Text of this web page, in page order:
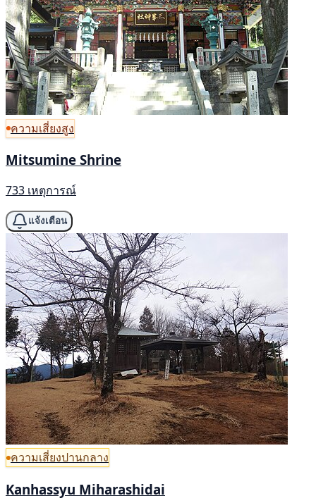
ความเสี่ยงสูง
Mitsumine Shrine
733 เหตุการณ์
แจ้งเตือน
ความเสี่ยงปานกลาง
Kanhassyu Miharashidai